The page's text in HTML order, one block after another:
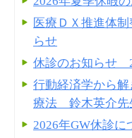
医療ＤＸ推進体
らせ
休診のお知らせ
行動経済学から
療法 鈴木英介先
2026年GW休診に